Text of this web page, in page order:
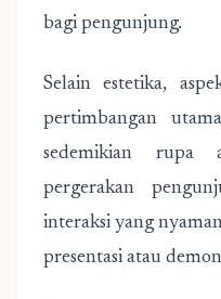
bagi pengunjung.
Selain estetika,
pertimbangan
sedemikian rupa
pergerakan
interaksi yang
presentasi atau